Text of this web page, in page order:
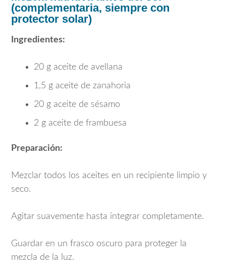
(complementaria, siempre con
protector solar)
Ingredientes:
20 g aceite de avellana
1,5 g aceite de zanahoria
20 g aceite de sésamo
2 g aceite de frambuesa
Preparación:
Mezclar todos los aceites en un recipiente limpio y
seco.
Agitar suavemente hasta integrar completamente.
Guardar en un frasco oscuro para proteger la
mezcla de la luz.